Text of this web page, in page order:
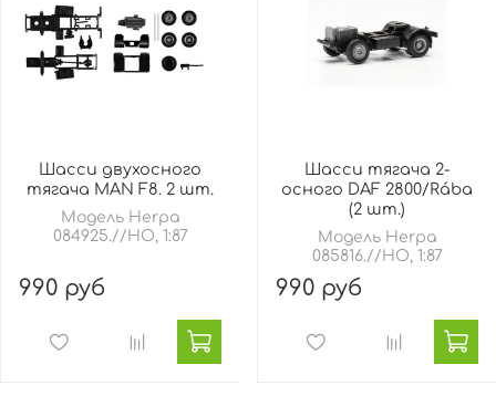
Шасси двухосного
тягача MAN F8. 2 шт.
Модель Herpa
084925.//HO, 1:87
990 руб
Шасси тягача 2-
осного DAF 2800/Rába
(2 шт.)
Модель Herpa
085816.//HO, 1:87
990 руб